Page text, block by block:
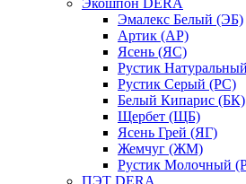
Экошпон DERA
Эмалекс Белый (ЭБ)
Артик (АР)
Ясень (ЯС)
Рустик
Рустик Серый (РС)
Белый Кипарис (БК)
Щербет (ЩБ)
Ясень Грей (ЯГ)
Жемчуг (ЖМ)
Рустик Молочный
ПЭТ DERA